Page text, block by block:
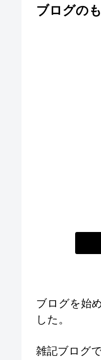
ブログの
ブログを始
した。
雑記ブログ